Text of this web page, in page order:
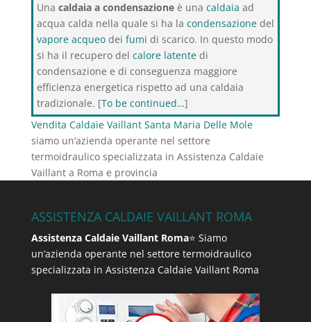
Una caldaia a condensazioneè una caldaia ad
acqua calda nella quale si ha la condensazionedel
vapore acqueodei fumi di scarico. In questo modo
si ha il recupero del calore latentedi
condensazione e di conseguenza maggiore
efficienza energetica rispetto ad una caldaia
tradizionale. [To be continued…]
Vendita Caldaie Vaillant Santa Maria Delle Mole
siamo un’azienda operante nel settore
termoidraulico specializzata in Assistenza Caldaie
Vaillant a Roma e provincia
ASSISTENZA CALDAIE VAILLANT ROMA
Assistenza Caldaie Vaillant Roma⭐ Siamo
un’azienda operante nel settore termoidraulico
specializzata in Assistenza Caldaie Vaillant Roma